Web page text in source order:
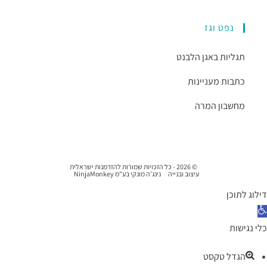
נפט וגז
תגליות באגן הלבנט
כתבות מעניינות
מחשבון המרה
© 2026 - כל הזכויות שמורות להזדמנות ישראלית
עיצוב ובנייה
נינג'ה מונקי בע"מ NinjaMonkey
דילוג לתוכן
פתח סרגל נגישות
כלי נגישות
הגדל טקסט